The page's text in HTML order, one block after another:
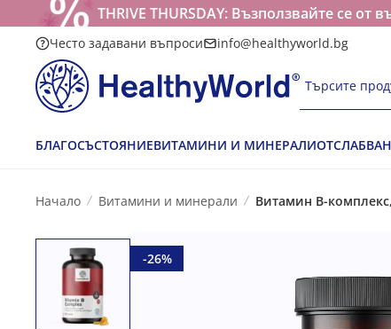
THRIVE THURSDAY: Възползвайте се от
Често задавани въпроси info@healthyworld.bg
Търсите
БЛАГОСЪСТОЯНИЕВИТАМИНИ И МИНЕРАЛИ
Начало Витамини и минерали Витамин B-
-26%